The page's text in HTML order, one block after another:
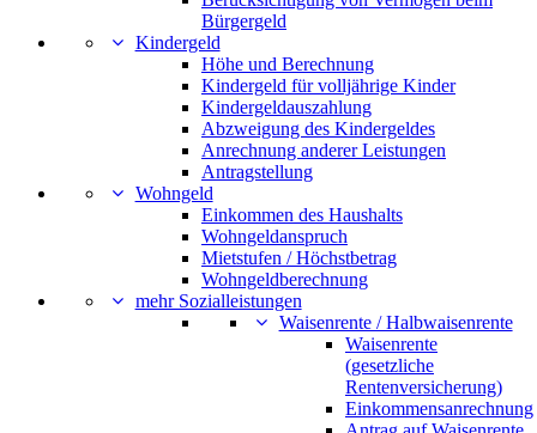
Bürgergeld
Kindergeld
Höhe und Berechnung
Kindergeld für volljährige Kinder
Kindergeldauszahlung
Abzweigung des Kindergeldes
Anrechnung anderer Leistungen
Antragstellung
Wohngeld
Einkommen des Haushalts
Wohngeldanspruch
Mietstufen / Höchstbetrag
Wohngeldberechnung
mehr Sozialleistungen
Waisenrente / Halbwaisenrente
Waisenrente
(gesetzliche
Rentenversicherung)
Einkommensanrechnung